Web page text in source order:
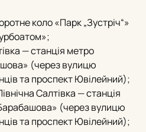
коло «Парк „Зустріч“»
— станція метро
(через вулицю
та проспект Ювілейний);
Салтівка — станція
(через вулицю
та проспект Ювілейний);